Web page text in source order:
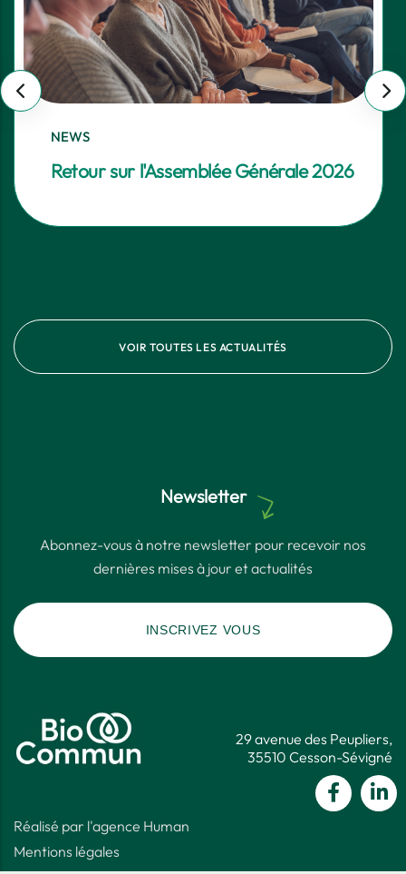
NEWS
Retour sur l'Assemblée Générale 2026
VOIR TOUTES LES ACTUALITÉS
Newsletter
Abonnez-vous à notre newsletter pour recevoir nos
dernières mises à jour et actualités
INSCRIVEZ VOUS
29 avenue des Peupliers,
35510 Cesson-Sévigné
Réalisé par l'agence Human
Mentions légales